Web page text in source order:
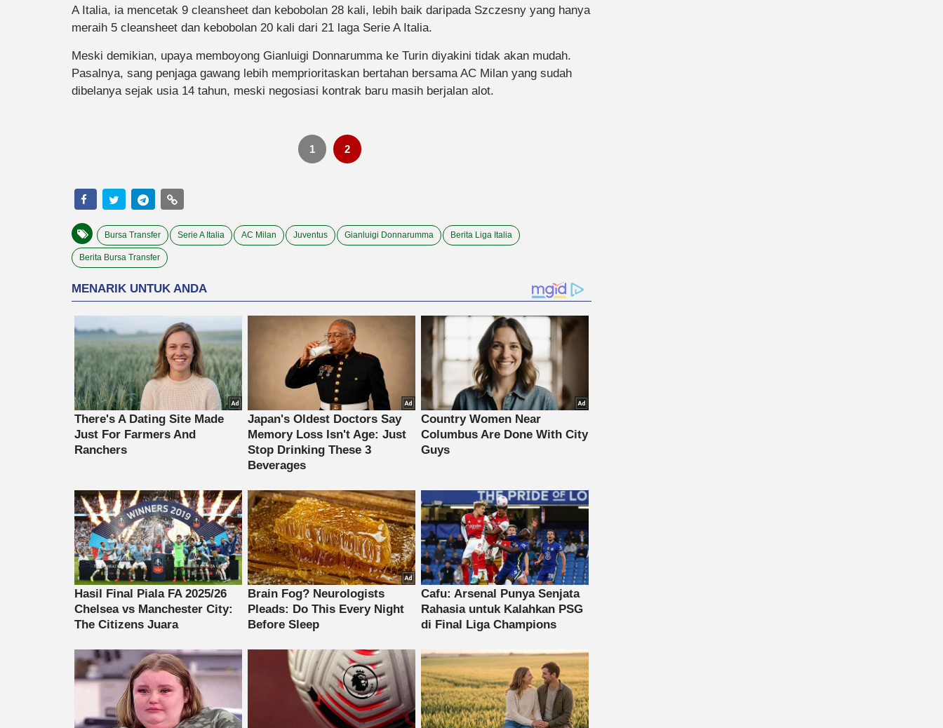
A Italia, ia mencetak 9 cleansheet dan kebobolan 28 kali, lebih baik daripada Szczesny yang hanya
meraih 5 cleansheet dan kebobolan 20 kali dari 21 laga Serie A Italia.
Meski demikian, upaya memboyong Gianluigi Donnarumma ke Turin diyakini tidak akan mudah.
Pasalnya, sang penjaga gawang lebih memprioritaskan bertahan bersama AC Milan yang sudah
dibelanya sejak usia 14 tahun, meski negosiasi kontrak baru masih berjalan alot.
1 2
Bursa Transfer Serie A Italia AC Milan Juventus Gianluigi Donnarumma Berita Liga Italia
Berita Bursa Transfer